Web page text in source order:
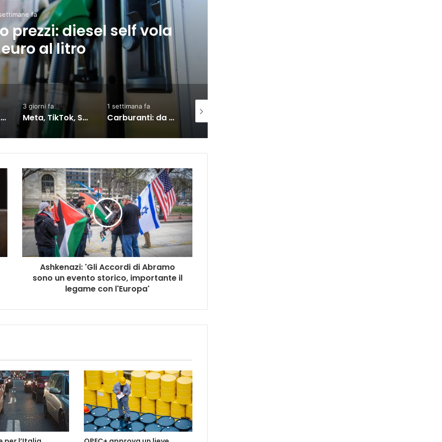
fa
prezzi: diesel self vola
al litro
Bruxelles: il terzo Consiglio sul commercio Ue-India, partnership rafforzata
3 giorni fa
Meta, TikTok, Snap e YouTube affrontano una nuova causa legale negli Stati Uniti
1 settimana fa
Carburanti: da oggi il taglio accise sul diesel, ecco cosa sta succedendo
Ashkenazi: 'Gli Accordi di Abramo
sono un evento storico, importante il
legame con l'Europa'